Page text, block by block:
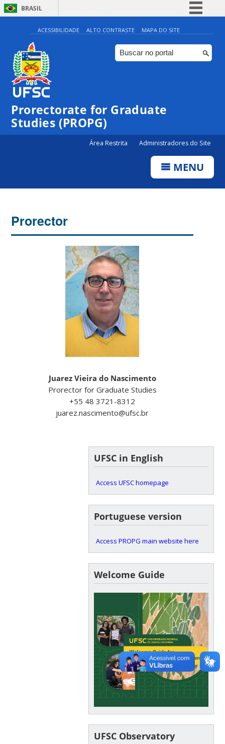
BRASIL
Simplifique!
Comunica BR
Participe
Canais
ACESSIBILIDADE ALTO CONTRASTE MAPA DO SITE
Prorectorate for Graduate
Studies (PROPG)
Área Restrita Administradores do Site
MENU
Prorector
Juarez Vieira do Nascimento
Prorector for Graduate Studies
+55 48 3721-8312
juarez.nascimento@ufsc.br
UFSC in English
Access UFSC homepage
Portuguese version
Access PROPG main website here
Welcome Guide
UFSC Observatory